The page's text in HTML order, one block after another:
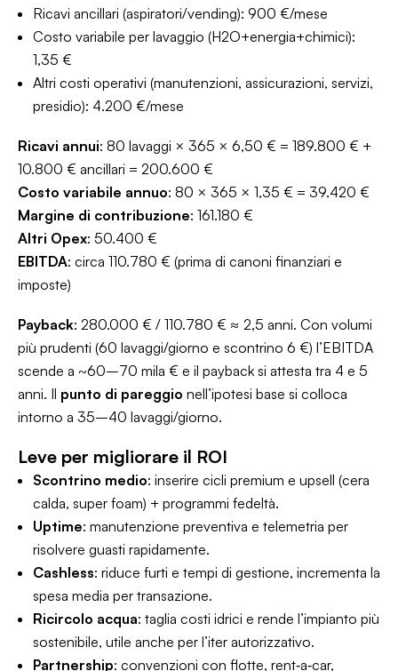
Ricavi ancillari (aspiratori/vending): 900 €/mese
Costo variabile per lavaggio (H2O+energia+chimici):
1,35 €
Altri costi operativi (manutenzioni, assicurazioni, servizi,
presidio): 4.200 €/mese
Ricavi annui: 80 lavaggi × 365 × 6,50 € = 189.800 € +
10.800 € ancillari = 200.600 €
Costo variabile annuo: 80 × 365 × 1,35 € = 39.420 €
Margine di contribuzione: 161.180 €
Altri Opex: 50.400 €
EBITDA: circa 110.780 € (prima di canoni finanziari e
imposte)
Payback: 280.000 € / 110.780 € ≈ 2,5 anni. Con volumi
più prudenti (60 lavaggi/giorno e scontrino 6 €) l’EBITDA
scende a ~60–70 mila € e il payback si attesta tra 4 e 5
anni. Il punto di pareggio nell’ipotesi base si colloca
intorno a 35–40 lavaggi/giorno.
Leve per migliorare il ROI
Scontrino medio: inserire cicli premium e upsell (cera
calda, super foam) + programmi fedeltà.
Uptime: manutenzione preventiva e telemetria per
risolvere guasti rapidamente.
Cashless: riduce furti e tempi di gestione, incrementa la
spesa media per transazione.
Ricircolo acqua: taglia costi idrici e rende l’impianto più
sostenibile, utile anche per l’iter autorizzativo.
Partnership: convenzioni con flotte, rent‑a‑car,